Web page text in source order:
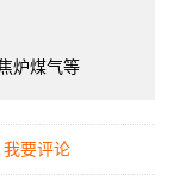
炉煤气等
我要评论